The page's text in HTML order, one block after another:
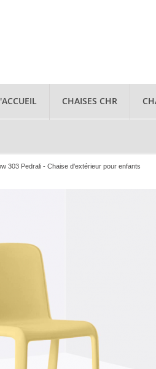
CHAISES CHR
303 Pedrali - Chaise d'extérieur pour enfants